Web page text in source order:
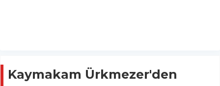
Kaymakam Ürkmezer'den